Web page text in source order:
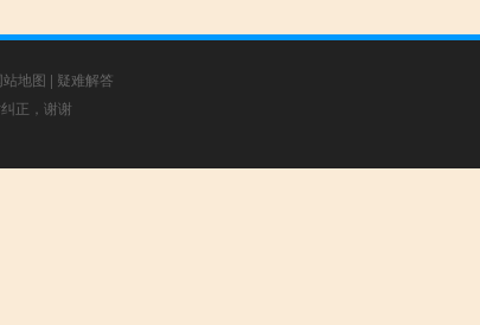
站地图 | 疑难解答
正，谢谢